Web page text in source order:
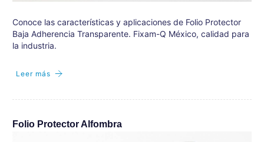
Conoce las características y aplicaciones de Folio Protector
Baja Adherencia Transparente. Fixam-Q México, calidad para
la industria.
Leer más
Folio Protector Alfombra